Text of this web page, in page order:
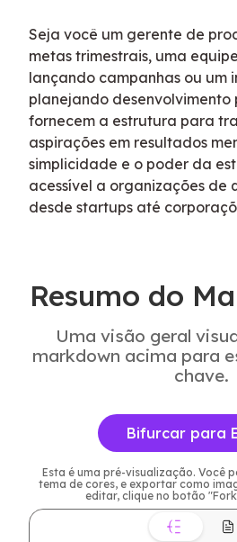
Seja você um gerente de
metas trimestrais, uma
lançando campanhas ou um
planejando desenvolvimento
fornecem a estrutura para
aspirações em resultados
simplicidade e o poder da
acessível a organizações de
desde startups até
Resumo do
Uma visão geral
markdown acima para
chave.
Bifurcar para
Esta é uma pré-visualização. Você
tema de cores, e exportar como
editar, clique no botão